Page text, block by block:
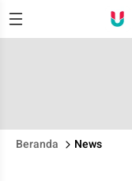
Beranda News